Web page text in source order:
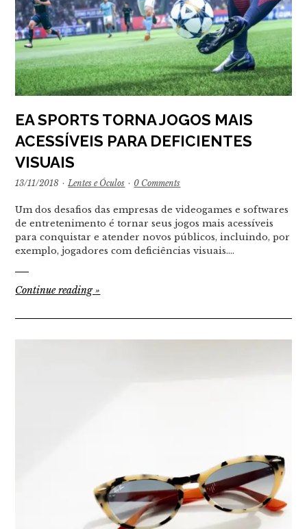
EA SPORTS TORNA JOGOS MAIS
ACESSÍVEIS PARA DEFICIENTES
VISUAIS
13/11/2018 · Lentes e Óculos · 0 Comments
Um dos desafios das empresas de videogames e softwares
de entretenimento é tornar seus jogos mais acessíveis
para conquistar e atender novos públicos, incluindo, por
exemplo, jogadores com deficiências visuais.…
Continue reading»